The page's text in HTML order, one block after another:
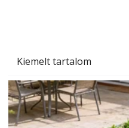
Kiemelt tartalom